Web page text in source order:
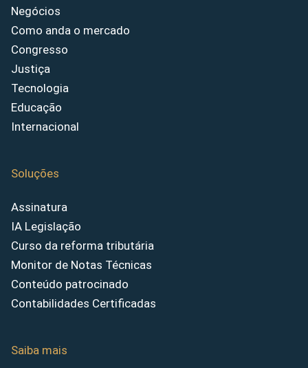
Negócios
Como anda o mercado
Congresso
Justiça
Tecnologia
Educação
Internacional
Soluções
Assinatura
IA Legislação
Curso da reforma tributária
Monitor de Notas Técnicas
Conteúdo patrocinado
Contabilidades Certificadas
Saiba mais